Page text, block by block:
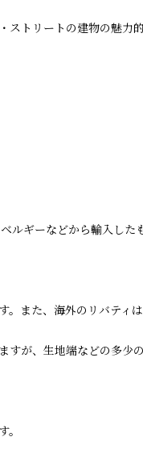
ストリートの建物の魅力
ギーなどから輸入したも
また、海外のリバティ
すが、生地端などの多少